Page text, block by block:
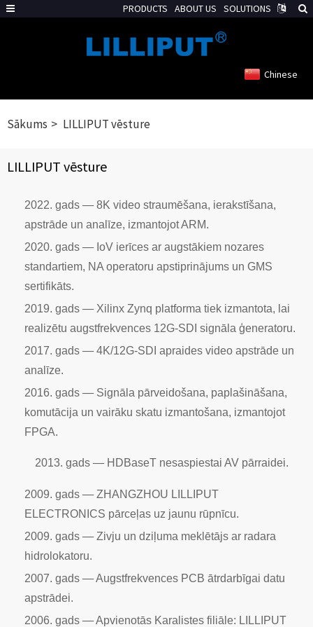
Chinese
Sākums LILLIPUT vēsture
LILLIPUT vēsture
2022. gads — 8K video straumēšana, ierakstīšana,
apstrāde un analīze, izmantojot ARM.
2020. gads — IoV ierīces ar augstākiem nozares
standartiem, NA operatoru apstiprinājums un GMS
sertifikāts.
2019. gads — Xilinx Zynq platforma tiek izmantota, lai
realizētu augstfrekvences 12G-SDI signāla ģeneratoru.
2017. gads — 4K/12G-SDI apraides video apstrāde un
analīze.
2016. gads — Signāla pārveidošana, paplašināšana,
komutācija un vairāku skatu izmantošana, izmantojot
FPGA.
2013. gads — HDBaseT nesaspiestai AV pārraidei.
2009. gads — ZHANGZHOU LILLIPUT
ELECTRONICS pārceļas uz jaunu rūpnīcu.
2009. gads — Zivju un dziļuma meklētājs ar radara
hidrolokatoru.
2007. gads — Augstfrekvences PCB ātrdarbīgai datu
apstrādei.
2006. gads — Apvienotās Karalistes filiāle: LILLIPUT
PRODUCTS ABOUT US SOLUTIONS